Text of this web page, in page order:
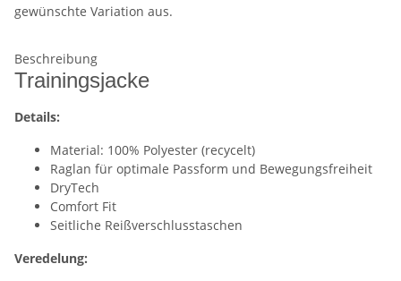
gewünschte Variation aus.
Beschreibung
Trainingsjacke
Details:
Material: 100% Polyester (recycelt)
Raglan für optimale Passform und Bewegungsfreiheit
DryTech
Comfort Fit
Seitliche Reißverschlusstaschen
Veredelung: